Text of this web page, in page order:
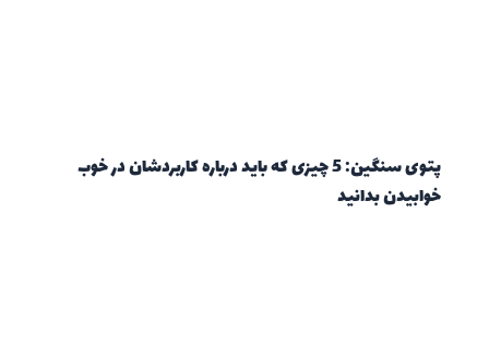
پتوی سنگین: 5 چیزی که باید درباره کاربردشان در خوب
خوابیدن بدانید